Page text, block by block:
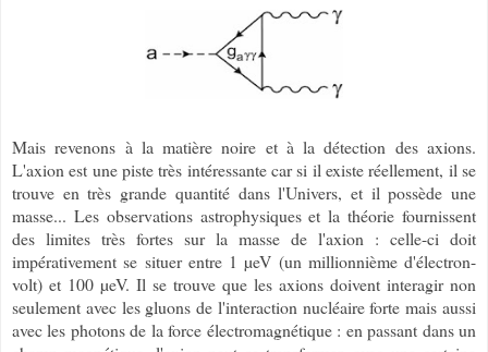
Mais revenons à la matière noire et à la détection des axions.
L'axion est une piste très intéressante car si il existe réellement, il se
trouve en très grande quantité dans l'Univers, et il possède une
masse... Les observations astrophysiques et la théorie fournissent
des limites très fortes sur la masse de l'axion : celle-ci doit
impérativement se situer entre 1 µeV (un millionnième d'électron-
volt) et 100 µeV. Il se trouve que les axions doivent interagir non
seulement avec les gluons de l'interaction nucléaire forte mais aussi
avec les photons de la force électromagnétique : en passant dans un